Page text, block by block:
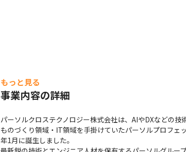
もっと見る
事業内容の詳細
パーソルクロステクノロジー株式会社は、AIやDXなどの技
ものづくり領域・IT領域を手掛けていたパーソルプロフェ
年1月に誕生しました。